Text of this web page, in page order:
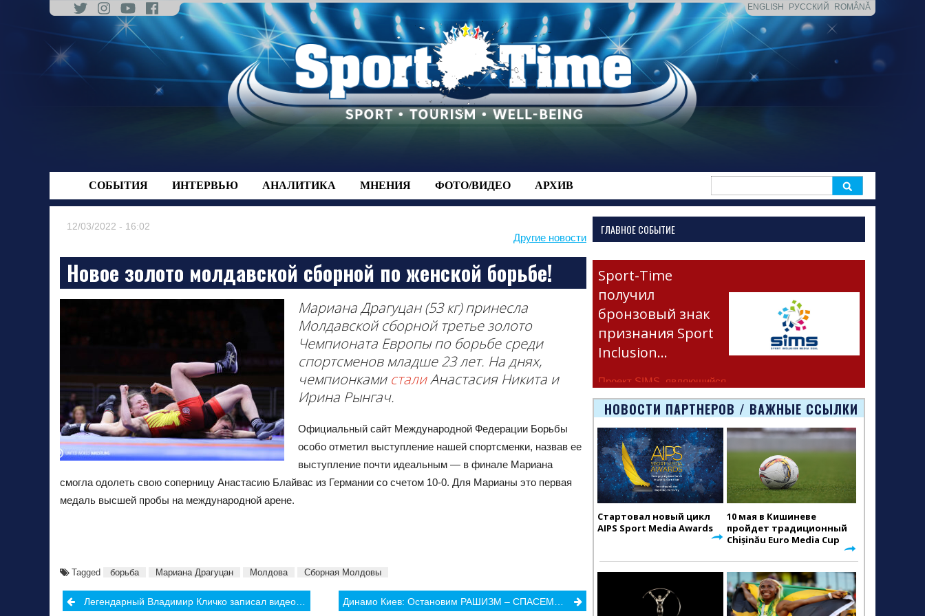
ENGLISH РУССКИЙ ROMÂNĂ
content
СОБЫТИЯ ИНТЕРВЬЮ АНАЛИТИКА МНЕНИЯ ФОТО/ВИДЕО АРХИВ
Другие новости
12/03/2022 - 16:02
Новое золото молдавской сборной по женской борьбе!
Мариана Драгуцан (53 кг) принесла
Молдавской сборной третье золото
Чемпионата Европы по борьбе среди
спортсменов младше 23 лет. На днях,
чемпионками сталиАнастасия Никита и
Ирина Рынгач.
Официальный сайт Международной Федерации Борьбы
особо отметил выступление нашей спортсменки, назвав ее
выступление почти идеальным — в финале Мариана
смогла одолеть свою соперницу Анастасию Блайвас из Германии со счетом 10-0. Для Марианы это первая
медаль высшей пробы на международной арене.
Tagged борьба Мариана Драгуцан Молдова Сборная Молдовы
PostЛегендарный Владимир Кличко записал видео-обращение к россиянам Динамо Киев: Остановим РАШИЗМ – СПАСЕМ МИР!
ГЛАВНОЕ СОБЫТИЕ
Sport-Time
получил
бронзовый знак
признания Sport
Inclusion…
Проект SIMS, являющийся
частью программы
Erasmus+ Европейско
НОВОСТИ ПАРТНЕРОВ / ВАЖНЫЕ ССЫЛКИ
Стартовал новый цикл
AIPS Sport Media Awards
10 мая в Кишиневе
пройдет традиционный
Chișinău Euro Media Cup